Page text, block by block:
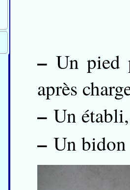
–Un pied
après
–Un établi,
–Un bidon